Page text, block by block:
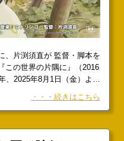
、⽚渕須直が 監督・脚本を
この世界の⽚隅に』（2016
2025年8⽉1⽇（⾦）より
よる描き下ろしキービジュ
渕須直、こうの史代、主⼈
島・呉を舞
・・・続きはこちら